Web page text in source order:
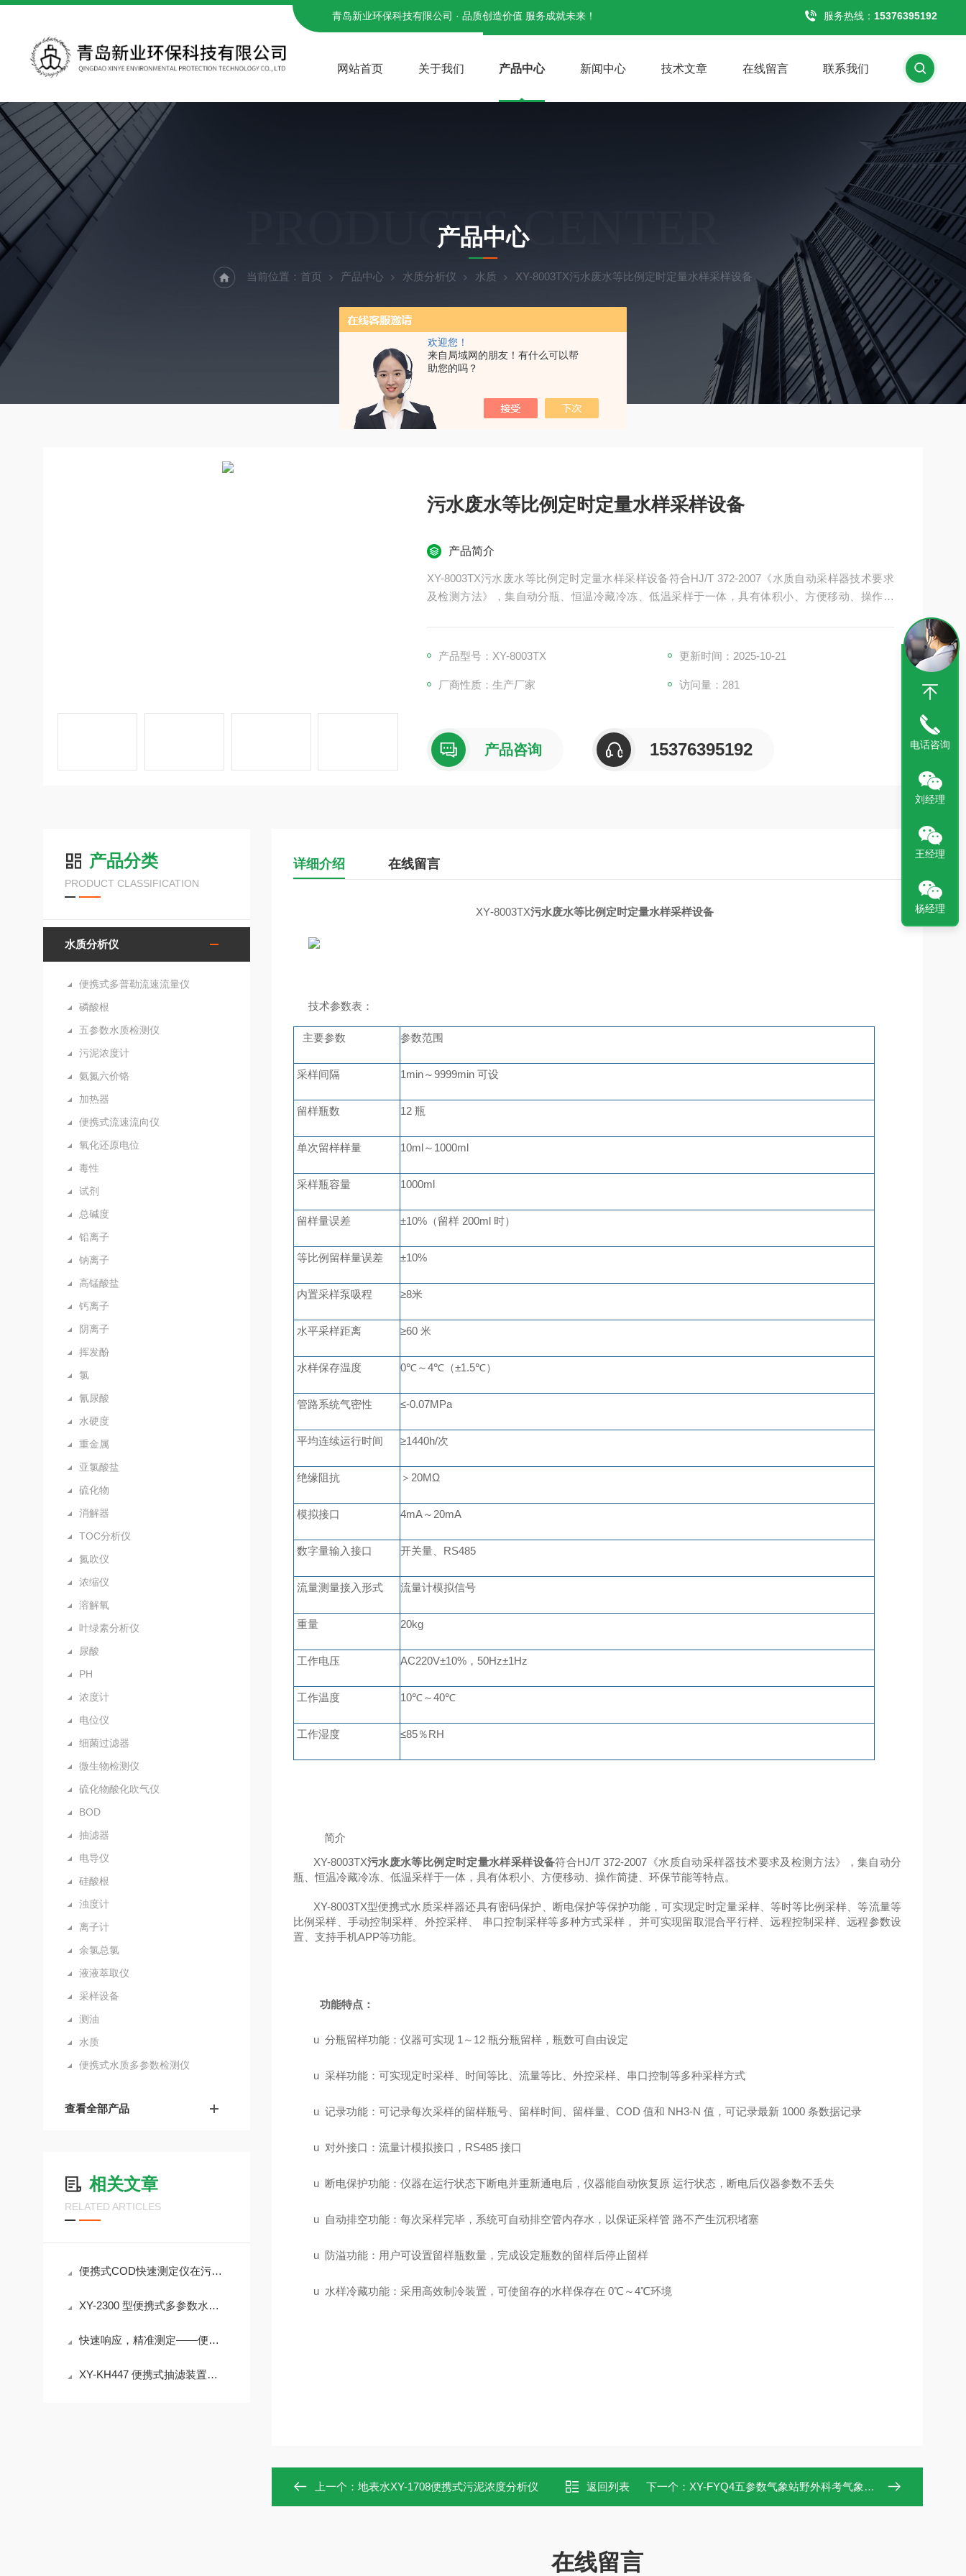
欢迎您！
来自局域网的朋友！有什么可以帮
助您的吗？
青岛新业环保科技有限公司 · 品质创造价值 服务成就未来！ 服务热线： 15376395192
网站首页 关于我们 产品中心 新闻中心 技术文章 在线留言 联系我们
PRODUCTS CENTER
产品中心
当前位置： 首页 产品中心 水质分析仪 水质 XY-8003TX污水废水等比例定时定量水样采样设备
污水废水等比例定时定量水样采样设备
产品简介
XY-8003TX污水废水等比例定时定量水样采样设备符合HJ/T 372-2007《水质自动采样器技术要求
及检测方法》，集自动分瓶、恒温冷藏冷冻、低温采样于一体，具有体积小、方便移动、操作简
产品型号：XY-8003TX 更新时间：2025-10-21
厂商性质：生产厂家 访问量：281
产品咨询 15376395192
产品分类
PRODUCT CLASSIFICATION
水质分析仪
便携式多普勒流速流量仪
磷酸根
五参数水质检测仪
污泥浓度计
氨氮六价铬
加热器
便携式流速流向仪
氧化还原电位
毒性
试剂
总碱度
铅离子
钠离子
高锰酸盐
钙离子
阴离子
挥发酚
氯
氰尿酸
水硬度
重金属
亚氯酸盐
硫化物
消解器
TOC分析仪
氮吹仪
浓缩仪
溶解氧
叶绿素分析仪
尿酸
PH
浓度计
电位仪
细菌过滤器
微生物检测仪
硫化物酸化吹气仪
BOD
抽滤器
电导仪
硅酸根
浊度计
离子计
余氯总氯
液液萃取仪
采样设备
测油
水质
便携式水质多参数检测仪
查看全部产品
相关文章
RELATED ARTICLES
便携式COD快速测定仪在污水处理厂工艺控制、排污口监测中的应用
XY-2300 型便携式多参数水质快速测定仪 30% 试剂节省 检测成本降
快速响应，精准测定——便携式COD快速测定仪
XY-KH447 便携式抽滤装置｜＜55dB 低噪声 水质过滤实验室外场设备介绍
详细介绍 在线留言
XY-8003TX污水废水等比例定时定量水样采样设备
技术参数表 ：
主要参数 参数范围
采样间隔 1min～9999min 可设
留样瓶数 12 瓶
单次留样样量 10ml～ 1000ml
采样瓶容量 1000ml
留样量误差 ±10%（留样200ml 时）
等比例留样量误差 ±10%
内置采样泵吸程 ≥8米
水平采样距离 ≥60 米
水样保存温度 0℃～4℃（±1.5℃）
管路系统气密性 ≤-0.07MPa
平均连续运行时间 ≥1440h/次
绝缘阻抗 ＞ 20MΩ
模拟接口 4mA～ 20mA
数字量输入接口 开关量、 RS485
流量测量接入形式 流量计模拟信号
重量 20kg
工作电压 AC220V±10%， 50Hz±1Hz
工作温度 10℃～40℃
工作湿度 ≤85％RH
简介
XY-8003TX污水废水等比例定时定量水样采样设备符合HJ/T 372-2007《水质自动采样器技术要求及检测方法》，集自动分
瓶、恒温冷藏冷冻、低温采样于一体，具有体积小、方便移动、操作简捷、环保节能等特点。
XY-8003TX型便携式水质采样器还具有密码保护、断电保护等保护功能，可实现定时定量采样、等时等比例采样、等流量等
比例采样、手动控制采样、外控采样、 串口控制采样等多种方式采样， 并可实现留取混合平行样、远程控制采样、远程参数设
置、支持手机APP等功能。
功能特点：
u 分瓶留样功能：仪器可实现 1～12 瓶分瓶留样，瓶数可自由设定
u 采样功能：可实现定时采样、时间等比、流量等比、外控采样、串口控制等多种采样方式
u 记录功能：可记录每次采样的留样瓶号、留样时间、留样量、COD 值和 NH3-N 值，可记录最新 1000 条数据记录
u 对外接口：流量计模拟接口，RS485 接口
u 断电保护功能：仪器在运行状态下断电并重新通电后，仪器能自动恢复原 运行状态，断电后仪器参数不丢失
u 自动排空功能：每次采样完毕，系统可自动排空管内存水，以保证采样管 路不产生沉积堵塞
u 防溢功能：用户可设置留样瓶数量，完成设定瓶数的留样后停止留样
u 水样冷藏功能：采用高效制冷装置，可使留存的水样保存在 0℃～4℃环境
上一个： 地表水XY-1708便携式污泥浓度分析仪 返回列表 下一个： XY-FYQ4五参数气象站野外科考气象仪器
在线留言
电话咨询
刘经理
王经理
杨经理